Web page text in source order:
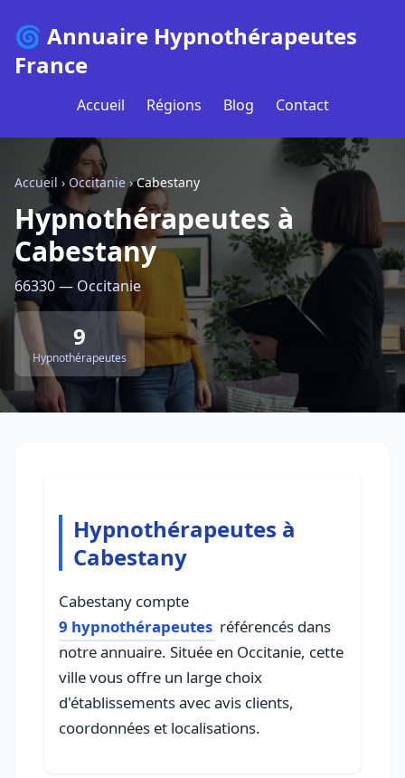
🌀 Annuaire Hypnothérapeutes
France
Accueil Régions Blog Contact
Accueil › Occitanie ›Cabestany
Hypnothérapeutes à
Cabestany
66330 — Occitanie
9
Hypnothérapeutes
Hypnothérapeutes à
Cabestany
Cabestany compte
9 hypnothérapeutes référencés dans
notre annuaire. Située en Occitanie, cette
ville vous offre un large choix
d'établissements avec avis clients,
coordonnées et localisations.